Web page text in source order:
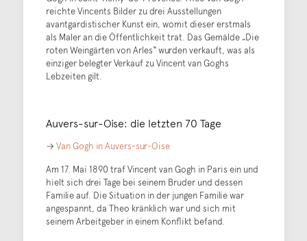
reichte Vincents Bilder zu drei Ausstellungen
avantgardistischer Kunst ein, womit dieser erstmals
als Maler an die Öffentlichkeit trat. Das Gemälde „Die
roten Weingärten von Arles“ wurden verkauft, was als
einziger belegter Verkauf zu Vincent van Goghs
Lebzeiten gilt.
Auvers-sur-Oise: die letzten 70 Tage
→ Van Gogh in Auvers-sur-Oise
Am 17. Mai 1890 traf Vincent van Gogh in Paris ein und
hielt sich drei Tage bei seinem Bruder und dessen
Familie auf. Die Situation in der jungen Familie war
angespannt, da Theo kränklich war und sich mit
seinem Arbeitgeber in einem Konflikt befand.